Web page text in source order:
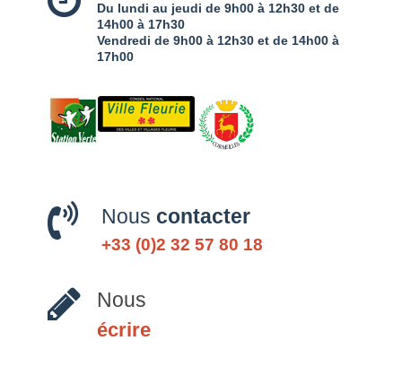
Du lundi au jeudi de 9h00 à 12h30 et de
14h00 à 17h30
Vendredi de 9h00 à 12h30 et de 14h00 à
17h00
Nous contacter
+33 (0)2 32 57 80 18
Nous
écrire